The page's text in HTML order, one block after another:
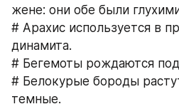
жене: они обе были
# Арахис используется в
динамита.
# Бегемоты рождаются
# Белокурые бороды
темные.